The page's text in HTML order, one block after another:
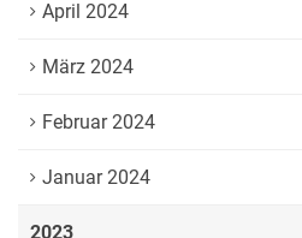
April 2024
März 2024
Februar 2024
Januar 2024
2023